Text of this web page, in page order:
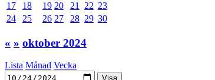
17
18 19 20 21 22 23
24
25 26 27 28 29 30
« » oktober 2024
Lista Månad Vecka